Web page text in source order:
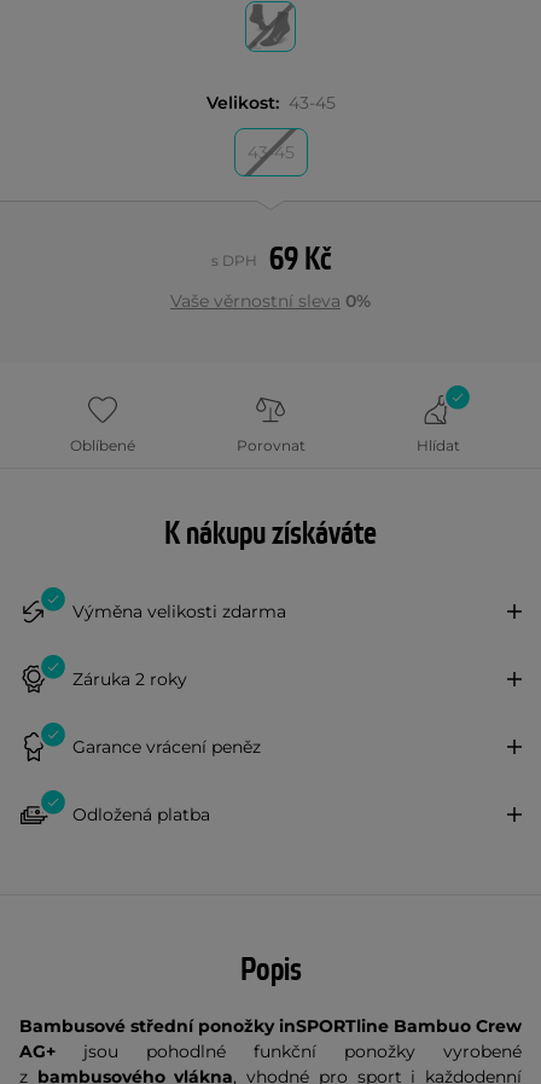
Velikost: 43-45
43-45
69 Kč
s DPH
Vaše věrnostní sleva 0%
Oblíbené Porovnat Hlídat
K nákupu získáváte
Výměna velikosti zdarma
Záruka 2 roky
Garance vrácení peněz
Odložená platba
Popis
Bambusové střední ponožky inSPORTline Bambuo Crew
AG+ jsou pohodlné funkční ponožky vyrobené
z bambusového vlákna, vhodné pro sport i každodenní